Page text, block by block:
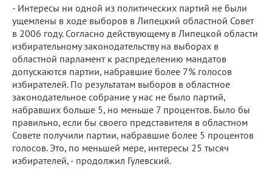
- Интересы ни одной из политических партий не были
ущемлены в ходе выборов в Липецкий областной Совет
в 2006 году. Согласно действующему в Липецкой области
избирательному законодательству на выборах в
областной парламент к распределению мандатов
допускаются партии, набравшие более 7% голосов
избирателей. По результатам выборов в областное
законодательное собрание у нас не было партий,
набравших больше 5, но меньше 7 процентов. Было бы
правильно, если бы своего представителя в областном
Совете получили партии, набравшие более 5 процентов
голосов. Это, по меньшей мере, интересы 25 тысяч
избирателей, - продолжил Гулевский.